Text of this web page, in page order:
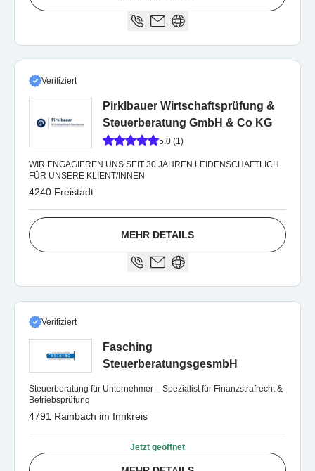
Verifiziert
Pirklbauer Wirtschaftsprüfung &
Steuerberatung GmbH & Co KG
5.0 (1)
WIR ENGAGIEREN UNS SEIT 30 JAHREN LEIDENSCHAFTLICH
FÜR UNSERE KLIENT/INNEN
4240 Freistadt
MEHR DETAILS
Verifiziert
Fasching
SteuerberatungsgesmbH
Steuerberatung für Unternehmer – Spezialist für Finanzstrafrecht &
Betriebsprüfung
4791 Rainbach im Innkreis
Jetzt geöffnet